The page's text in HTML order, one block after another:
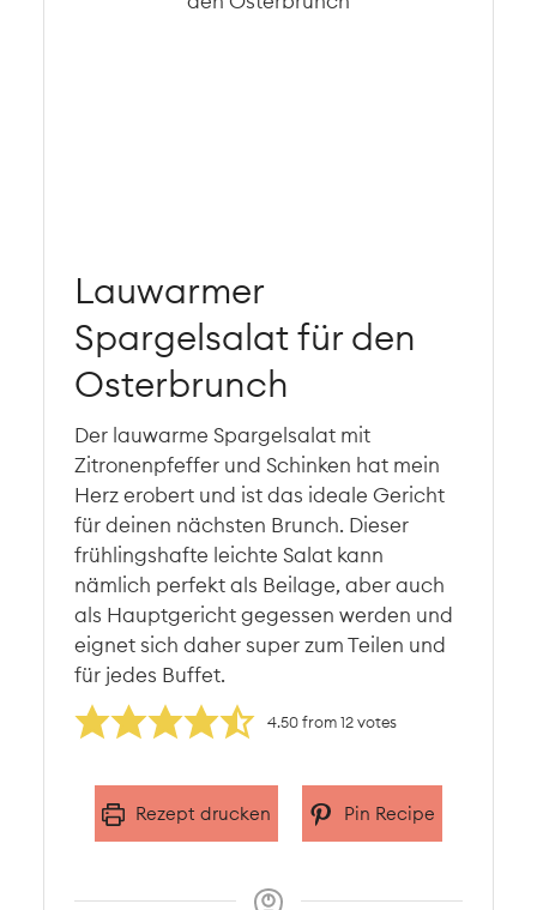
Lauwarmer
Spargelsalat für den
Osterbrunch
Der lauwarme Spargelsalat mit
Zitronenpfeffer und Schinken hat mein
Herz erobert und ist das ideale Gericht
für deinen nächsten Brunch. Dieser
frühlingshafte leichte Salat kann
nämlich perfekt als Beilage, aber auch
als Hauptgericht gegessen werden und
eignet sich daher super zum Teilen und
für jedes Buffet.
4.50from12votes
Rezept drucken Pin Recipe